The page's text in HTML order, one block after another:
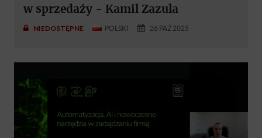
w sprzedaży - Kamil Zazula
NIEDOSTĘPNE POLSKI 26 PAŹ 2025